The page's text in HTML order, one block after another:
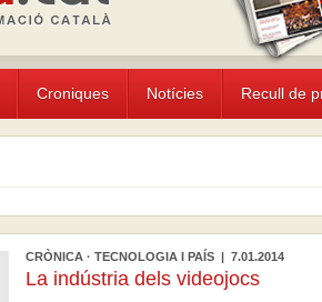
Croniques Notícies Recull de
CRÒNICA · TECNOLOGIA I PAÍS | 7.01.2014
La indústria dels videojocs